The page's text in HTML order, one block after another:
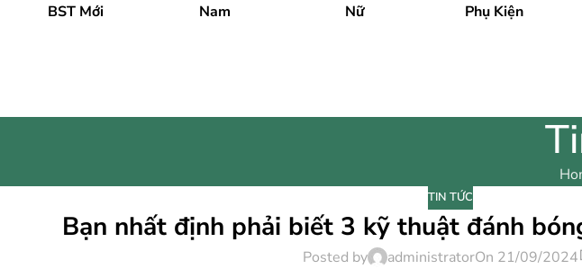
BST Mới Nam Nữ Phụ Kiện
TIN TỨC
Bạn nhất định phải biết 3 kỹ thuật đánh
Posted by administratorOn 21/09/2024